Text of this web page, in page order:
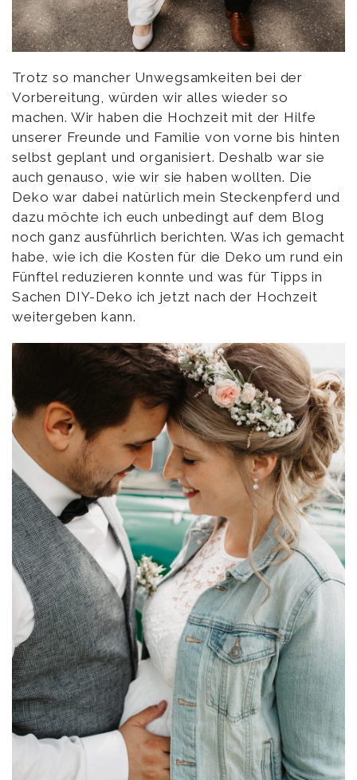
Trotz so mancher Unwegsamkeiten bei der
Vorbereitung, würden wir alles wieder so
machen. Wir haben die Hochzeit mit der Hilfe
unserer Freunde und Familie von vorne bis hinten
selbst geplant und organisiert. Deshalb war sie
auch genauso, wie wir sie haben wollten. Die
Deko war dabei natürlich mein Steckenpferd und
dazu möchte ich euch unbedingt auf dem Blog
noch ganz ausführlich berichten. Was ich gemacht
habe, wie ich die Kosten für die Deko um rund ein
Fünftel reduzieren konnte und was für Tipps in
Sachen DIY-Deko ich jetzt nach der Hochzeit
weitergeben kann.